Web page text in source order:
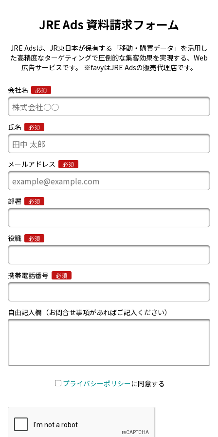
JRE Ads 資料請求フォーム
JRE Adsは、JR東日本が保有する「移動・購買データ」を活用し
た高精度なターゲティングで圧倒的な集客効果を実現する、Web
広告サービスです。 ※favyはJRE Adsの販売代理店です。
会社名 必須
氏名 必須
メールアドレス 必須
部署 必須
役職 必須
携帯電話番号 必須
自由記入欄（お問合せ事項があればご記入ください）
プライバシーポリシーに同意する